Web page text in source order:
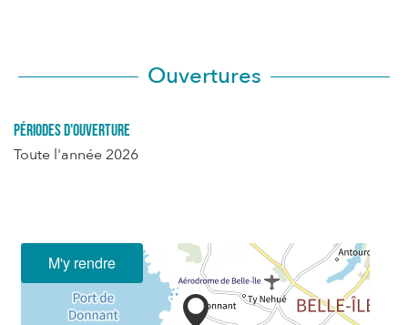
Ouvertures
Périodes d'ouverture
Toute l'année 2026
M'y rendre